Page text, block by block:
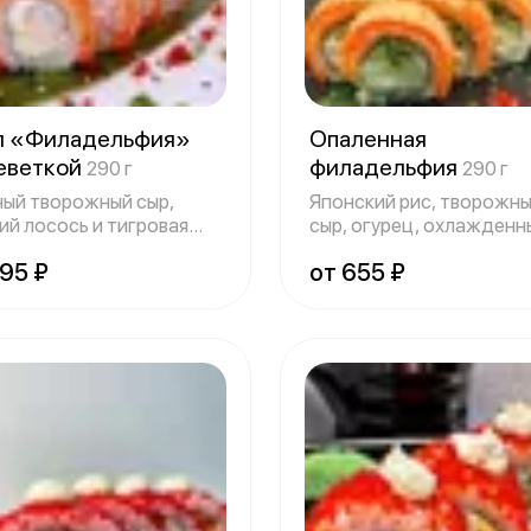
«Филадельфия»
290 г
творожный сыр,
лосось и тигровая
₽
Опаленная
филадельфия 290 г
Японский рис,
сыр, огурец,
от 655 ₽